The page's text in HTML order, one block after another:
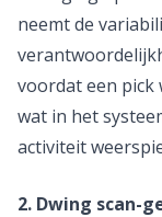
neemt de
voordat een
wat in het
activiteit
2. Dwing scan-